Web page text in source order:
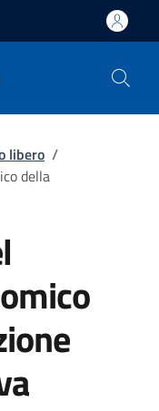
libero /
della